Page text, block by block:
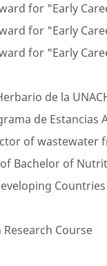
for "Early
for "Early
for "Early
de la
de Estancias
of wastewater
Bachelor of
Countries
Course